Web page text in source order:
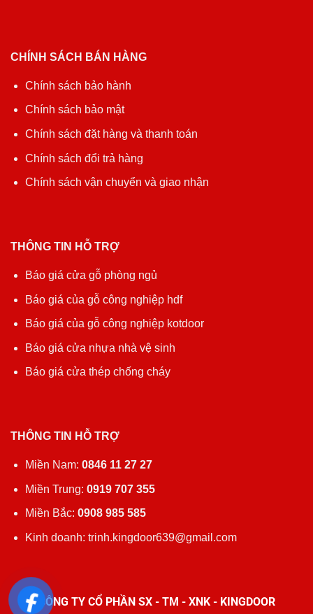
CHÍNH SÁCH BÁN HÀNG
Chính sách bảo hành
Chính sách bảo mật
Chính sách đặt hàng và thanh toán
Chính sách đổi trả hàng
Chính sách vận chuyển và giao nhận
THÔNG TIN HỖ TRỢ
Báo giá cửa gỗ phòng ngủ
Báo giá của gỗ công nghiệp hdf
Báo giá của gỗ công nghiệp kotdoor
Báo giá cửa nhựa nhà vệ sinh
Báo giá cửa thép chống cháy
THÔNG TIN HỖ TRỢ
Miền Nam: 0846 11 27 27
Miền Trung: 0919 707 355
Miền Bắc: 0908 985 585
Kinh doanh: trinh.kingdoor639@gmail.com
CÔNG TY CỔ PHẦN SX - TM - XNK - KINGDOOR